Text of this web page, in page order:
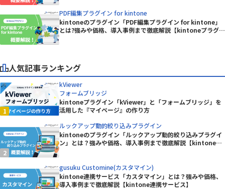
PDF編集プラグイン for kintone
kintoneのプラグイン「PDF編集プラグイン for kintone」
とは?強みや価格、導入事例まで徹底解説【kintoneプラグイ
人気記事ランキング
kViewer
フォームブリッジ
kintoneプラグイン「kViewer」と「フォームブリッジ」を
活用した『マイページ』の作り方
ルックアップ動的絞り込みプラグイン
kintoneのプラグイン「ルックアップ動的絞り込みプラグイ
ン」とは？強みや価格、導入事例まで徹底解説【kintoneプ
gusuku Customine(カスタマイン)
kintone連携サービス「カスタマイン」とは？強みや価格、
導入事例まで徹底解説【kintone連携サービス】